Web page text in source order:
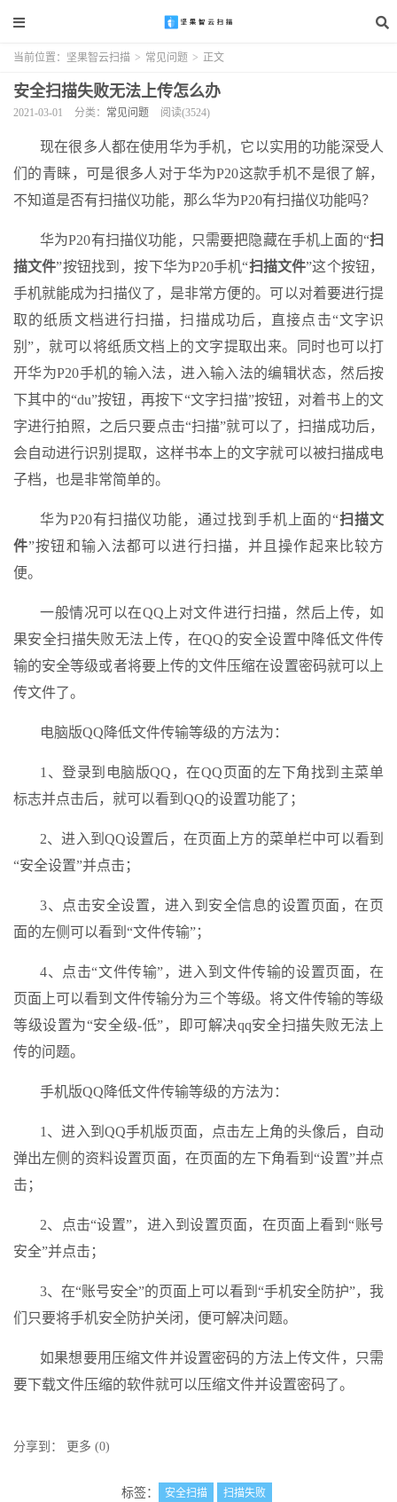
当前位置： 坚果智云扫描 > 常见问题 > 正文
安全扫描失败无法上传怎么办
2021-03-01 分类： 常见问题 阅读(3524)
现在很多人都在使用华为手机，它以实用的功能深受人
们的青睐，可是很多人对于华为P20这款手机不是很了解，
不知道是否有扫描仪功能，那么华为P20有扫描仪功能吗？
华为P20有扫描仪功能，只需要把隐藏在手机上面的“扫
描文件”按钮找到，按下华为P20手机“扫描文件”这个按钮，
手机就能成为扫描仪了，是非常方便的。可以对着要进行提
取的纸质文档进行扫描，扫描成功后，直接点击“文字识
别”，就可以将纸质文档上的文字提取出来。同时也可以打
开华为P20手机的输入法，进入输入法的编辑状态，然后按
下其中的“du”按钮，再按下“文字扫描”按钮，对着书上的文
字进行拍照，之后只要点击“扫描”就可以了，扫描成功后，
会自动进行识别提取，这样书本上的文字就可以被扫描成电
子档，也是非常简单的。
华为P20有扫描仪功能，通过找到手机上面的“扫描文
件”按钮和输入法都可以进行扫描，并且操作起来比较方
便。
一般情况可以在QQ上对文件进行扫描，然后上传，如
果安全扫描失败无法上传，在QQ的安全设置中降低文件传
输的安全等级或者将要上传的文件压缩在设置密码就可以上
传文件了。
电脑版QQ降低文件传输等级的方法为：
1、登录到电脑版QQ，在QQ页面的左下角找到主菜单
标志并点击后，就可以看到QQ的设置功能了；
2、进入到QQ设置后，在页面上方的菜单栏中可以看到
“安全设置”并点击；
3、点击安全设置，进入到安全信息的设置页面，在页
面的左侧可以看到“文件传输”；
4、点击“文件传输”，进入到文件传输的设置页面，在
页面上可以看到文件传输分为三个等级。将文件传输的等级
等级设置为“安全级-低”，即可解决qq安全扫描失败无法上
传的问题。
手机版QQ降低文件传输等级的方法为：
1、进入到QQ手机版页面，点击左上角的头像后，自动
弹出左侧的资料设置页面，在页面的左下角看到“设置”并点
击；
2、点击“设置”，进入到设置页面，在页面上看到“账号
安全”并点击；
3、在“账号安全”的页面上可以看到“手机安全防护”，我
们只要将手机安全防护关闭，便可解决问题。
如果想要用压缩文件并设置密码的方法上传文件，只需
要下载文件压缩的软件就可以压缩文件并设置密码了。
分享到： 更多 (0)
标签： 安全扫描 扫描失败